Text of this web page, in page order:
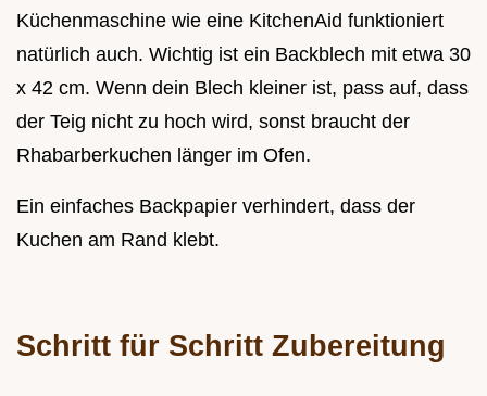
Küchenmaschine wie eine KitchenAid funktioniert
natürlich auch. Wichtig ist ein Backblech mit etwa 30
x 42 cm. Wenn dein Blech kleiner ist, pass auf, dass
der Teig nicht zu hoch wird, sonst braucht der
Rhabarberkuchen länger im Ofen.
Ein einfaches Backpapier verhindert, dass der
Kuchen am Rand klebt.
Schritt für Schritt Zubereitung